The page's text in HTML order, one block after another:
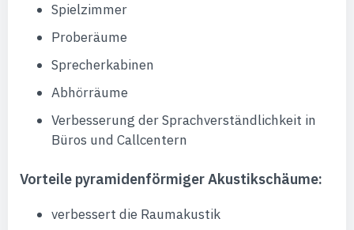
Spielzimmer
Proberäume
Sprecherkabinen
Abhörräume
Verbesserung der Sprachverständlichkeit in
Büros und Callcentern
Vorteile pyramidenförmiger Akustikschäume:
verbessert die Raumakustik